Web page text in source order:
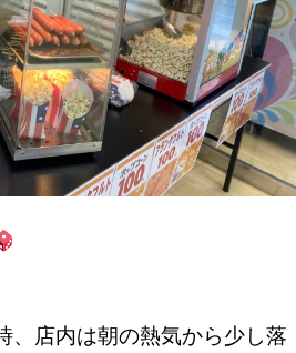
、店内は朝の熱気から少し落